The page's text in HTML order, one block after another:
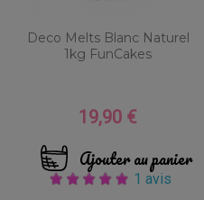
Deco Melts Blanc Naturel
1kg FunCakes
Prix
19,90 €
Ajouter au panier
1 avis